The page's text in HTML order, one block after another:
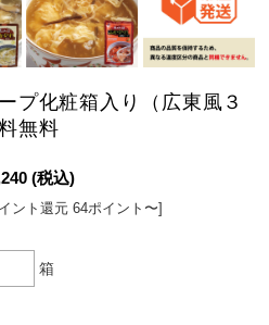
プ化粧箱入り（広東風３
無料
(税込)
ント還元 64ポイント〜]
箱